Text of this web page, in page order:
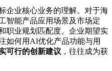
企业核心业务的理解。对于海
智能产品应用场景及市场定
职业规划匹配度。企业期望实
如何用AI优化产品功能与用
可行的创新建议 ，往往成为获